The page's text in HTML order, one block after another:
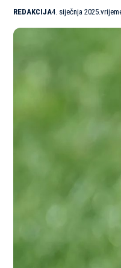
REDAKCIJA4. siječnja 2025.